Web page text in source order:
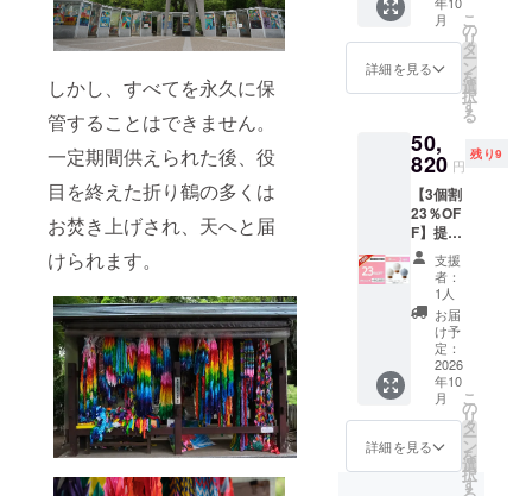
しかし、すべてを永久に保
管することはできません。
一定期間供えられた後、役
目を終えた折り鶴の多くは
お焚き上げされ、天へと届
けられます。
う、お
試し用
同梱し
ていま
ご支援
により
量産効
率が向
上した
場合、
正規販
売価格
が販売
予定価
格より
下がる
可能性
もござ
デザイ
ン・仕
の特性
上、水
濡れや
高湿度
用くだ
さい。
※LEDラ
イトは
乾電池
式（単
四電池
×2本）
です。
お届け
時にす
ぐ使え
るよ
う、お
試し用
同梱し
ていま
色味・
風合
い・模
様には
す。手
仕事な
の表情
として
お楽し
みくだ
さい。
※本品は
屋内専
用で
す。手
漉き紙
の特性
上、水
濡れや
高湿度
カン／
おりづ
る／デ
ニム）
から、
プを2点
お選び
いただ
けま
す。 ※
手漉き
紙およ
び八女
提灯の
手作業
工程の
ため、
色味・
風合
い・模
様には
個体差
月
詳細を見る
こ
の
リ
タ
ー
ン
を
選
択
す
る
50,
820 円
残り9
【3個割
23％OF
F】提灯
3個 ※本
リター
ンで
は、３
種類の
素材
（イヨ
カン／
おりづ
る／デ
ニム）
から、
支援
者：
1人
お届
け予
定：
2026
年10
月
詳細を見る
こ
の
リ
タ
ー
ン
を
選
択
す